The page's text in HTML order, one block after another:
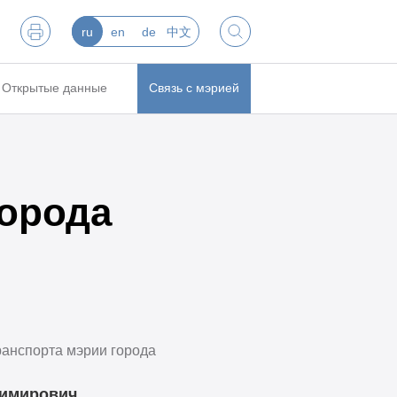
ru en de 中文
Открытые данные Связь с мэрией
мэрии города